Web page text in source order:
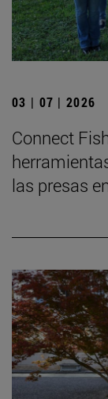
03 | 07 | 2026
Connect
las presas